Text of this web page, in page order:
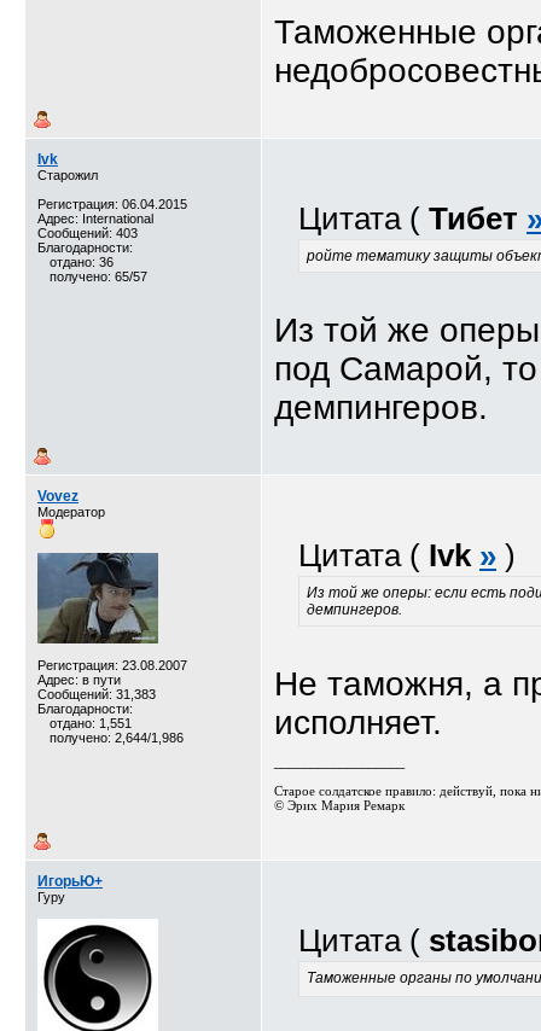
Таможенные
Ivk
Старожил
Регистрация: 06.04.2015
Адрес: International
Сообщений: 403
Благодарности:
отдано: 36
получено: 65/57
Цитата ( Тибет
ройте тематику защиты
Из той же
под Самарой,
демпингеров.
Vovez
Модератор
Регистрация: 23.08.2007
Адрес: в пути
Сообщений: 31,383
Благодарности:
отдано: 1,551
получено: 2,644/1,986
Цитата ( Ivk » )
Из той же оперы: если есть
демпингеров.
Не таможня, а
исполняет.
Старое солдатское правило: действуй, пока
© Эрих Мария Ремарк⁠⁠
ИгорьЮ+
Гуру
Цитата (
Таможенные органы по